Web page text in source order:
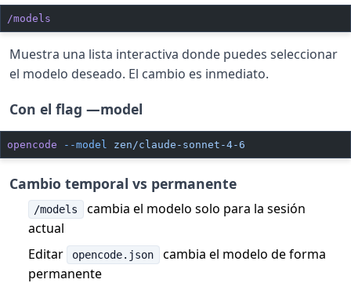
/models
Muestra una lista interactiva donde puedes seleccionar
el modelo deseado. El cambio es inmediato.
Con el flag —model
opencode --model zen/claude-sonnet-4-6
Cambio temporal vs permanente
/models
cambia el modelo solo para la sesión
actual
Editar
opencode.json
cambia el modelo de forma
permanente